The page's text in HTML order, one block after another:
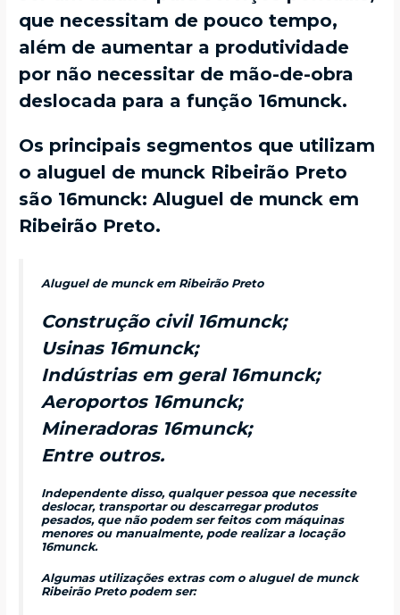
que necessitam de pouco tempo,
além de aumentar a produtividade
por não necessitar de mão-de-obra
deslocada para a função 16munck.
Os principais segmentos que utilizam
o aluguel de munck Ribeirão Preto
são 16munck: Aluguel de munck em
Ribeirão Preto.
Aluguel de munck em Ribeirão Preto
Construção civil 16munck;
Usinas 16munck;
Indústrias em geral 16munck;
Aeroportos 16munck;
Mineradoras 16munck;
Entre outros.
Independente disso, qualquer pessoa que necessite
deslocar, transportar ou descarregar produtos
pesados, que não podem ser feitos com máquinas
menores ou manualmente, pode realizar a locação
16munck.
Algumas utilizações extras com o aluguel de munck
Ribeirão Preto podem ser: